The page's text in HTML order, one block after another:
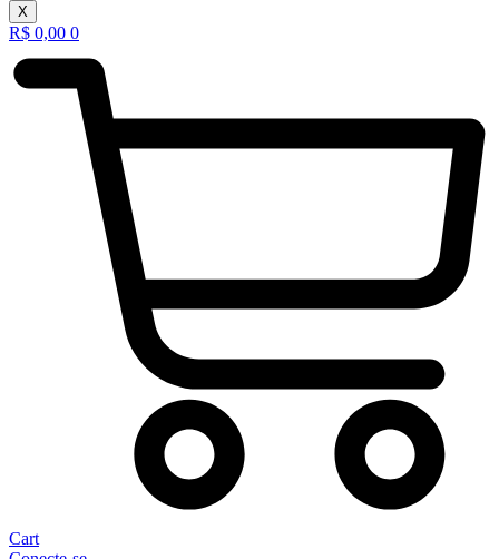
X
R$ 0,00 0
Cart